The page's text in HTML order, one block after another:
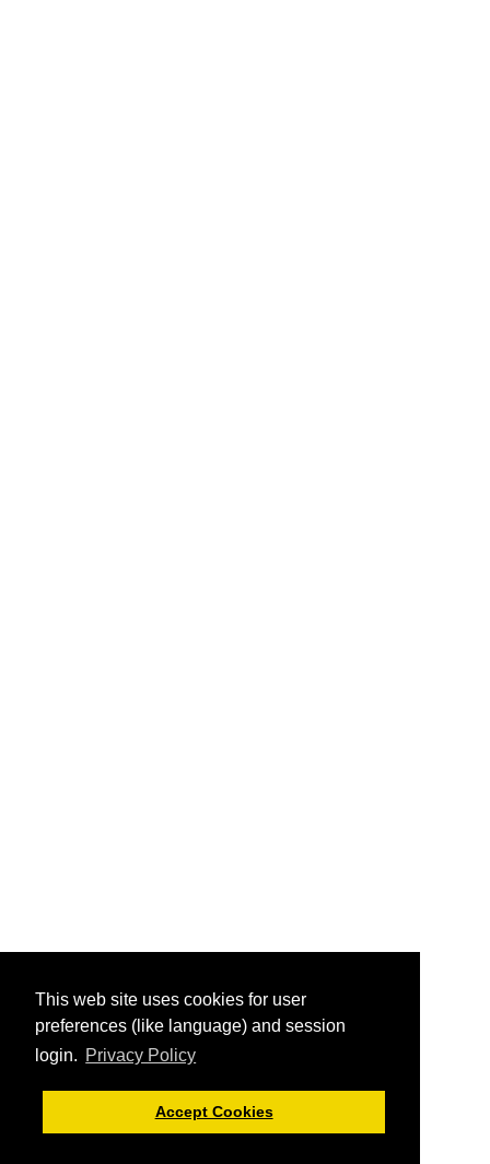
This web site uses cookies for user
preferences (like language) and session
login. Privacy Policy
Accept Cookies